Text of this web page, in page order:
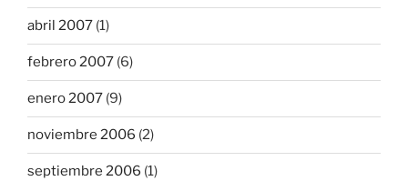
abril 2007 (1)
febrero 2007 (6)
enero 2007 (9)
noviembre 2006 (2)
septiembre 2006 (1)